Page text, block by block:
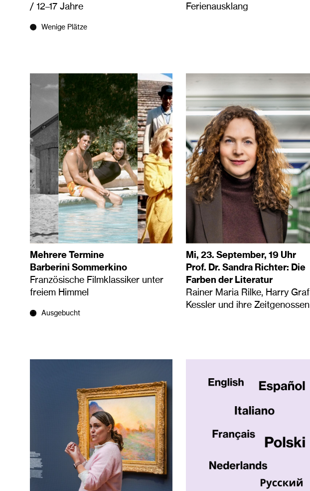
/ 12–17 Jahre
Wenige Plätze
Ferienausklang
Mehrere Termine
Barberini Sommerkino
Französische Filmklassiker unter
freiem Himmel
Ausgebucht
Mi, 23. September, 19 Uhr
Prof. Dr. Sandra Richter: Die
Farben der Literatur
Rainer Maria Rilke, Harry Graf
Kessler und ihre Zeitgenossen